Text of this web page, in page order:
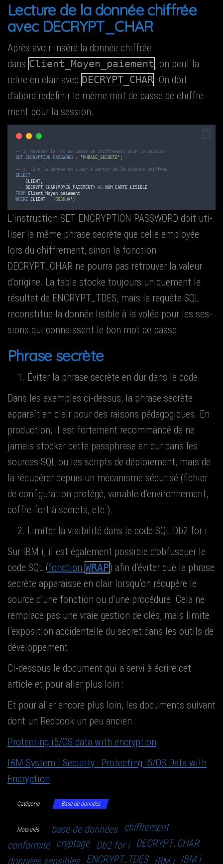
Lec­ture de la don­née chif­frée
avec DECRYPT_CHAR
Après avoir insé­ré la don­née chif­frée
dans Client_Moyen_paiement , on peut la
relire en clair avec DECRYPT_CHAR. On doit
d’abord redé­fi­nir le même mot de passe de chif­fre­
ment pour la session.
-- 1. Reposer le mot de passe de chiffrement pour la session
SET ENCRYPTION PASSWORD = 'PHRASE_SECRETE' ;
-- 2. Lire la donnée en clair à partir de la colonne chiffrée
SELECT
    CLIENT,
    DECRYPT_CHAR(MOYEN_PAIEMENT)
AS NUM_CARTE_LISIBLE
FROM Client_Moyen_paiement
WHERE CLIENT = 'JOSHUA' ;
L’instruction SET ENCRYPTION PASSWORD doit uti­
li­ser la même phrase secrète que celle employée
lors du chif­fre­ment, sinon la fonc­tion
DECRYPT_CHAR ne pour­ra pas retrou­ver la valeur
d’origine. La table stocke tou­jours uni­que­ment le
résul­tat de ENCRYPT_TDES, mais la requête SQL
recons­ti­tue la don­née lisible à la volée pour les ses­
sions qui connaissent le bon mot de passe.
Phrase secrète
Évi­ter la phrase secrète en dur dans le code
Dans les exemples ci-des­sus, la phrase secrète
appa­raît en clair pour des rai­sons péda­go­giques. En
pro­duc­tion, il est for­te­ment recom­man­dé de ne
jamais sto­cker cette pass­phrase en dur dans les
sources SQL ou les scripts de déploie­ment, mais de
la récu­pé­rer depuis un méca­nisme sécu­ri­sé (fichier
de confi­gu­ra­tion pro­té­gé, variable d’environnement,
coffre-fort à secrets, etc.).
Limi­ter la visi­bi­li­té dans le code SQL Db2 for i
Sur IBM i, il est éga­le­ment pos­sible d’obfusquer le
code SQL (fonc­tion WRAP) afin d’éviter que la phrase
secrète appa­raisse en clair lorsqu’on récu­père le
source d’une fonc­tion ou d’une pro­cé­dure. Cela ne
rem­place pas une vraie ges­tion de clés, mais limite
l’exposition acci­den­telle du secret dans les outils de
développement.
Ci-des­sous le docu­ment qui a ser­vi à écrire cet
article et pour aller plus loin :
Et pour aller encore plus loin, les docu­ments sui­vant
dont un Red­book un peu ancien :
Pro­tec­ting i5/OS data with encryption
IBM Sys­tem i Secu­ri­ty : Pro­tec­ting i5/OS Data with
Encryption
Catégorie Base de données
Mots-clés base de données
chiffrement
conformité
cryptage Db2 for i DECRYPT_CHAR
données sensibles ENCRYPT_TDES IBM i IBM i